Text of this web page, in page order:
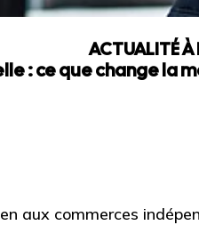
ACTUALITÉ À
: ce que change la
aux commerces